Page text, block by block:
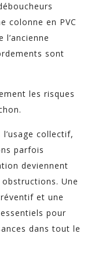
colonne en PVC
sont
les risques
collectif,
parfois
deviennent
Une
et une
pour
dans tout le